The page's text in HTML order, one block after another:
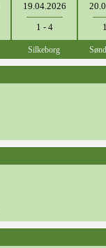
19.04.2026
1 - 4
Silkeborg